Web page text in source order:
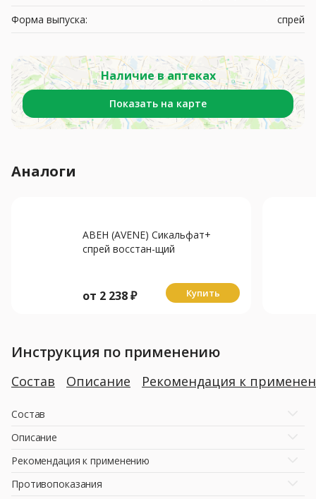
Форма выпуска:
спрей
Наличие в аптеках
Показать на карте
Аналоги
АВЕН (AVENE) Сикальфат+
спрей восстан-щий
от 2 238₽ Купить
Инструкция по применению
Состав Описание Рекомендация к
Состав
Описание
Рекомендация к применению
Противопоказания